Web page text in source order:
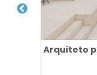
Arquiteto